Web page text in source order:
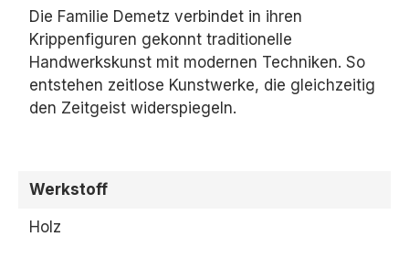
Die Familie Demetz verbindet in ihren
Krippenfiguren gekonnt traditionelle
Handwerkskunst mit modernen Techniken. So
entstehen zeitlose Kunstwerke, die gleichzeitig
den Zeitgeist widerspiegeln.
Werkstoff
Holz